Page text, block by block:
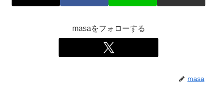
masaをフォローする
masa